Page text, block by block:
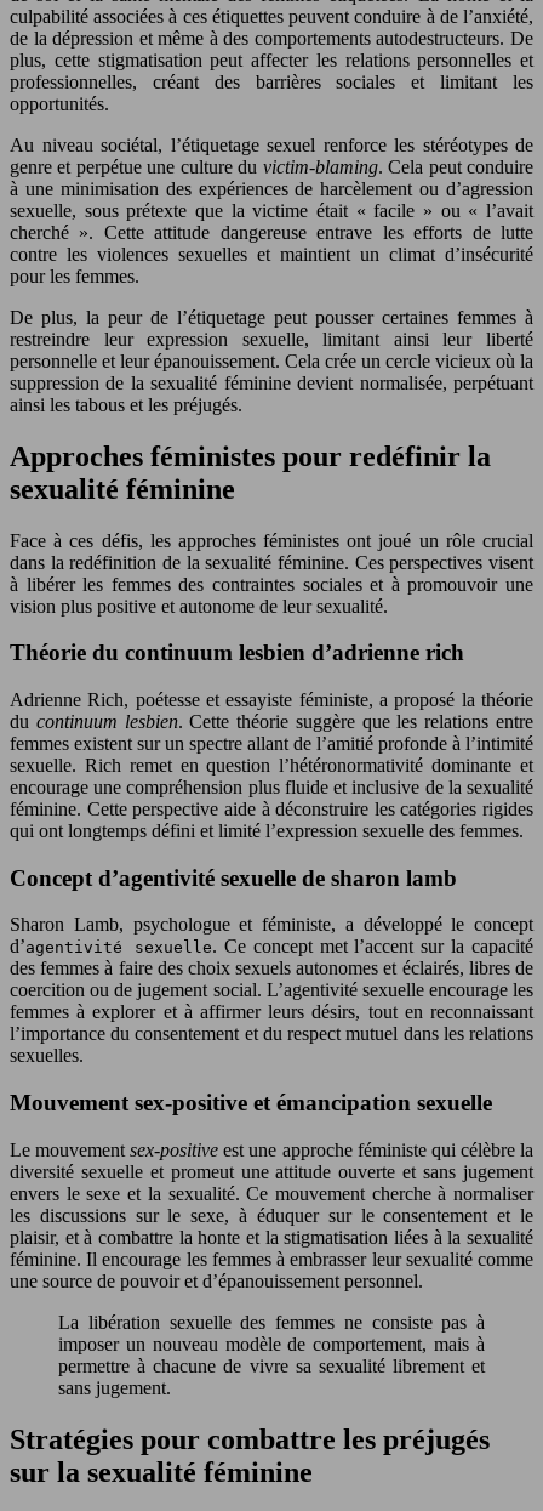
culpabilité associées à ces étiquettes peuvent conduire à de l’anxiété,
de la dépression et même à des comportements autodestructeurs. De
plus, cette stigmatisation peut affecter les relations personnelles et
professionnelles, créant des barrières sociales et limitant les
opportunités.
Au niveau sociétal, l’étiquetage sexuel renforce les stéréotypes de
genre et perpétue une culture du victim-blaming. Cela peut conduire
à une minimisation des expériences de harcèlement ou d’agression
sexuelle, sous prétexte que la victime était « facile » ou « l’avait
cherché ». Cette attitude dangereuse entrave les efforts de lutte
contre les violences sexuelles et maintient un climat d’insécurité
pour les femmes.
De plus, la peur de l’étiquetage peut pousser certaines femmes à
restreindre leur expression sexuelle, limitant ainsi leur liberté
personnelle et leur épanouissement. Cela crée un cercle vicieux où la
suppression de la sexualité féminine devient normalisée, perpétuant
ainsi les tabous et les préjugés.
Approches féministes pour redéfinir la
sexualité féminine
Face à ces défis, les approches féministes ont joué un rôle crucial
dans la redéfinition de la sexualité féminine. Ces perspectives visent
à libérer les femmes des contraintes sociales et à promouvoir une
vision plus positive et autonome de leur sexualité.
Théorie du continuum lesbien d’adrienne rich
Adrienne Rich, poétesse et essayiste féministe, a proposé la théorie
du continuum lesbien. Cette théorie suggère que les relations entre
femmes existent sur un spectre allant de l’amitié profonde à l’intimité
sexuelle. Rich remet en question l’hétéronormativité dominante et
encourage une compréhension plus fluide et inclusive de la sexualité
féminine. Cette perspective aide à déconstruire les catégories rigides
qui ont longtemps défini et limité l’expression sexuelle des femmes.
Concept d’agentivité sexuelle de sharon lamb
Sharon Lamb, psychologue et féministe, a développé le concept
d’agentivité sexuelle. Ce concept met l’accent sur la capacité
des femmes à faire des choix sexuels autonomes et éclairés, libres de
coercition ou de jugement social. L’agentivité sexuelle encourage les
femmes à explorer et à affirmer leurs désirs, tout en reconnaissant
l’importance du consentement et du respect mutuel dans les relations
sexuelles.
Mouvement sex-positive et émancipation sexuelle
Le mouvementsex-positive est une approche féministe qui célèbre la
diversité sexuelle et promeut une attitude ouverte et sans jugement
envers le sexe et la sexualité. Ce mouvement cherche à normaliser
les discussions sur le sexe, à éduquer sur le consentement et le
plaisir, et à combattre la honte et la stigmatisation liées à la sexualité
féminine. Il encourage les femmes à embrasser leur sexualité comme
une source de pouvoir et d’épanouissement personnel.
La libération sexuelle des femmes ne consiste pas à
imposer un nouveau modèle de comportement, mais à
permettre à chacune de vivre sa sexualité librement et
sans jugement.
Stratégies pour combattre les préjugés
sur la sexualité féminine